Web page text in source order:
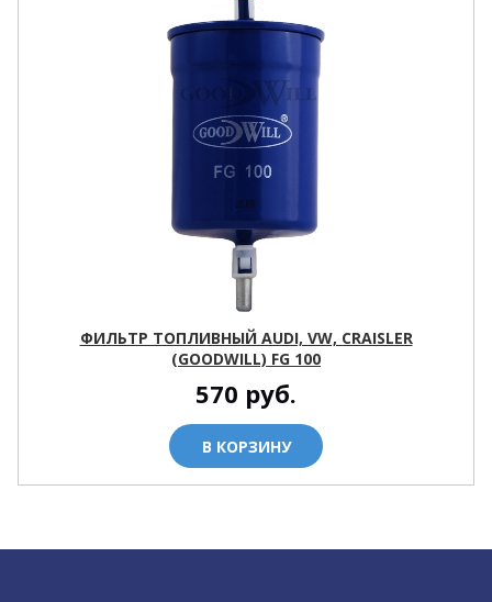
ФИЛЬТР ТОПЛИВНЫЙ AUDI, VW, CRAISLER
(GOODWILL) FG 100
570 руб.
В КОРЗИНУ